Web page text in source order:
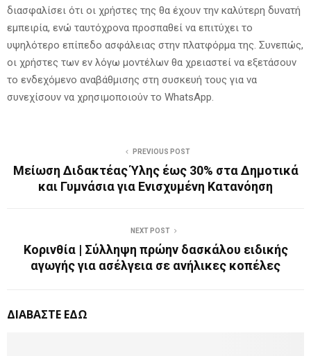
διασφαλίσει ότι οι χρήστες της θα έχουν την καλύτερη δυνατή
εμπειρία, ενώ ταυτόχρονα προσπαθεί να επιτύχει το
υψηλότερο επίπεδο ασφάλειας στην πλατφόρμα της. Συνεπώς,
οι χρήστες των εν λόγω μοντέλων θα χρειαστεί να εξετάσουν
το ενδεχόμενο αναβάθμισης στη συσκευή τους για να
συνεχίσουν να χρησιμοποιούν το WhatsApp.
PREVIOUS POST
Μείωση Διδακτέας Ύλης έως 30% στα Δημοτικά
και Γυμνάσια για Ενισχυμένη Κατανόηση
NEXT POST
Κορινθία | Σύλληψη πρώην δασκάλου ειδικής
αγωγής για ασέλγεια σε ανήλικες κοπέλες
ΔΙΑΒΑΣΤΕ ΕΔΩ